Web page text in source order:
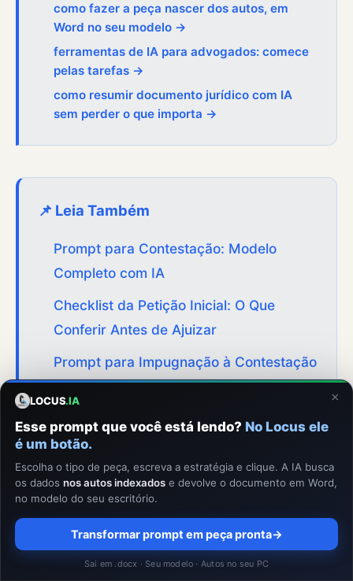
como fazer a peça nascer dos autos, em
Word no seu modelo →
ferramentas de IA para advogados: comece
pelas tarefas →
como resumir documento jurídico com IA
sem perder o que importa →
📌 Leia Também
Prompt para Contestação: Modelo
Completo com IA
Checklist da Petição Inicial: O Que
Conferir Antes de Ajuizar
Prompt para Impugnação à Contestação
(Réplica): Modelo Completo
Biblioteca de Prompts by Locus.IA para
o Locus.IA
IA para Peticionar com Segurança: Guia
2026
×
LOCUS.IA
Esse prompt que você está lendo? No Locus ele
é um botão.
Escolha o tipo de peça, escreva a estratégia e clique. A IA busca
os dados nos autos indexados e devolve o documento em Word,
no modelo do seu escritório.
Transformar prompt em peça pronta→
Sai em .docx · Seu modelo · Autos no seu PC